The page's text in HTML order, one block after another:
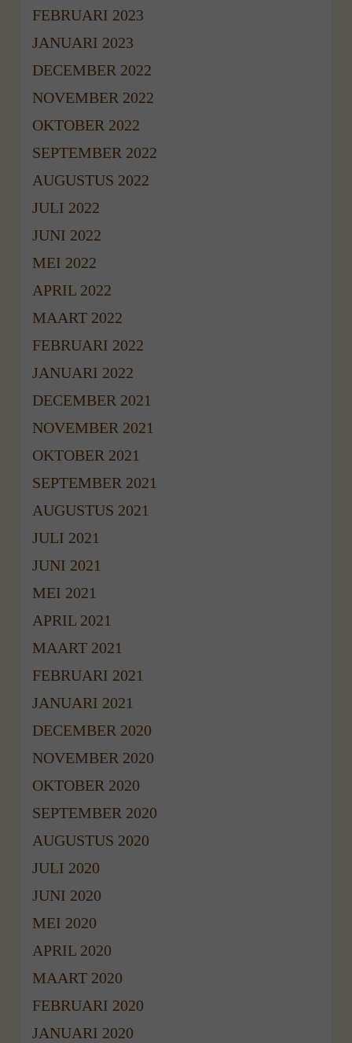
FEBRUARI 2023
JANUARI 2023
DECEMBER 2022
NOVEMBER 2022
OKTOBER 2022
SEPTEMBER 2022
AUGUSTUS 2022
JULI 2022
JUNI 2022
MEI 2022
APRIL 2022
MAART 2022
FEBRUARI 2022
JANUARI 2022
DECEMBER 2021
NOVEMBER 2021
OKTOBER 2021
SEPTEMBER 2021
AUGUSTUS 2021
JULI 2021
JUNI 2021
MEI 2021
APRIL 2021
MAART 2021
FEBRUARI 2021
JANUARI 2021
DECEMBER 2020
NOVEMBER 2020
OKTOBER 2020
SEPTEMBER 2020
AUGUSTUS 2020
JULI 2020
JUNI 2020
MEI 2020
APRIL 2020
MAART 2020
FEBRUARI 2020
JANUARI 2020